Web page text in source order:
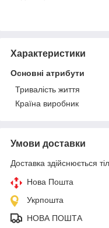
Характеристики
Основні атрибути
Тривалість життя
Країна виробник
Умови доставки
Доставка здійснюється
Нова Пошта
Укрпошта
НОВА ПОШТА